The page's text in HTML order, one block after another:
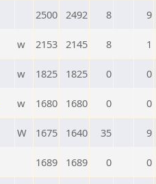
2500 2492 8 9
w 2153 2145 8 1
w 1825 1825 0 0
w 1680 1680 0 0
W 1675 1640 35 9
1689 1689 0 0